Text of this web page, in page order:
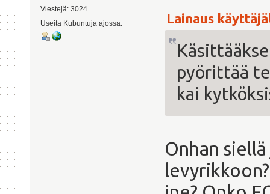
Viestejä: 3024
Useita Kubuntuja ajossa.
Lainaus
pyörittää
kai
Onhan